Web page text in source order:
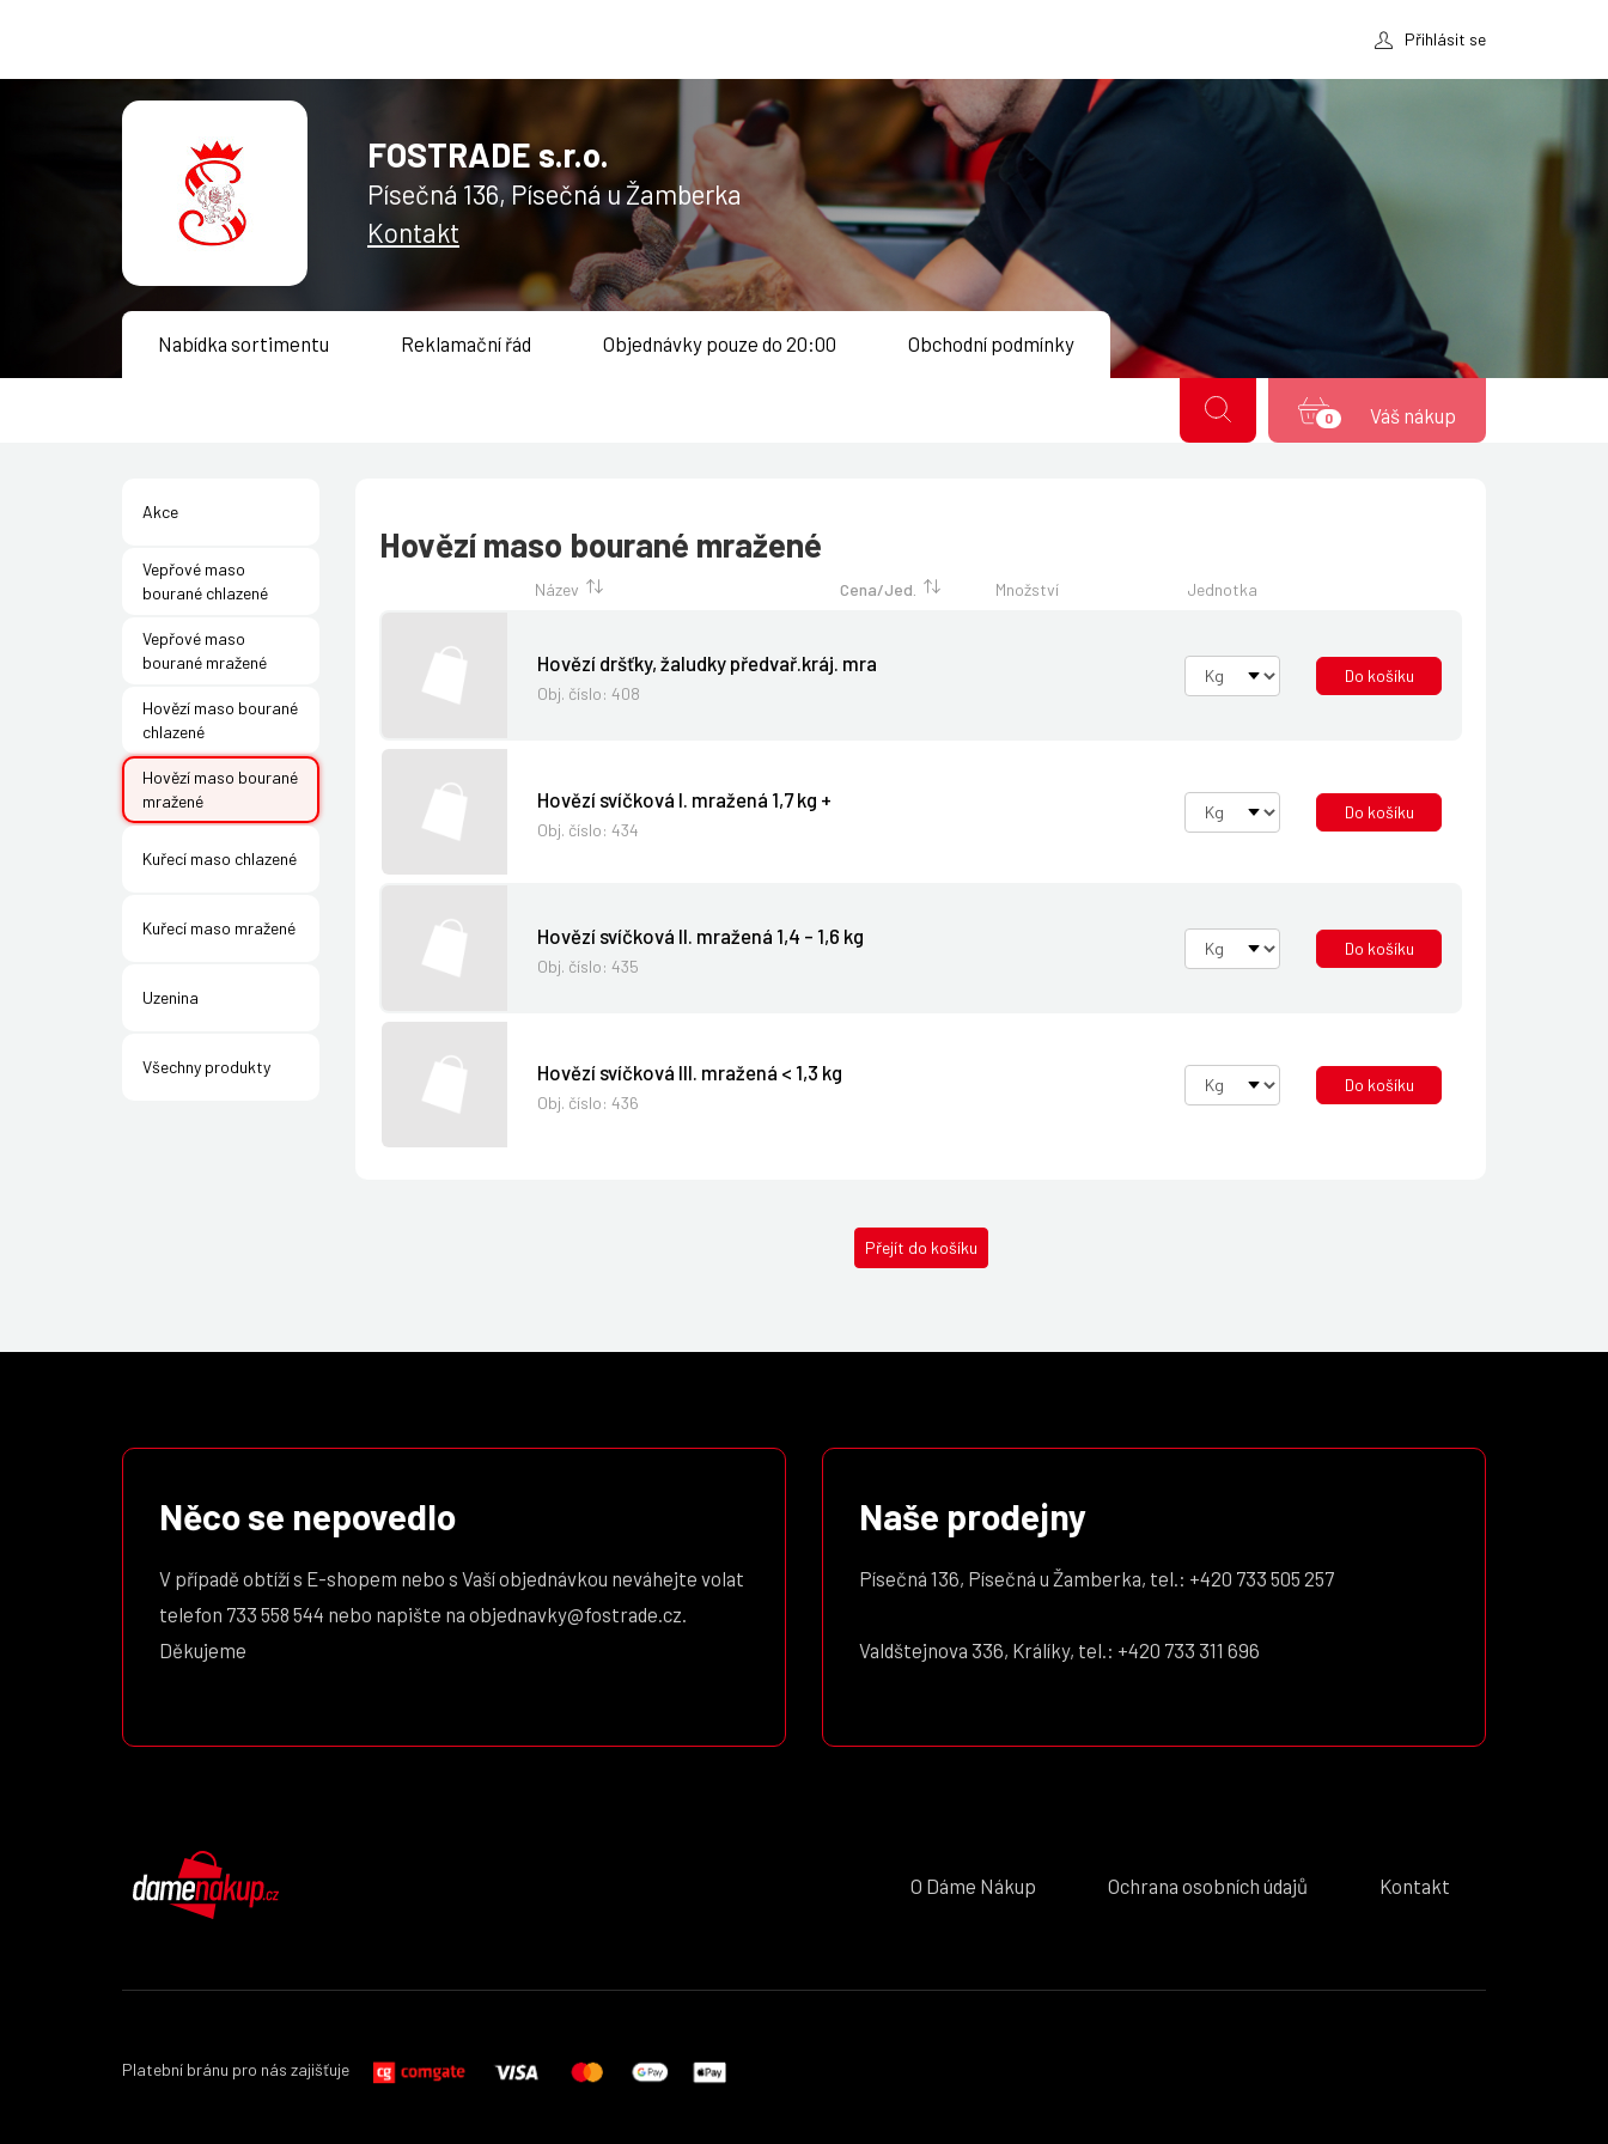
Přihlásit se
Přihlásit
FOSTRADE s.r.o.
Písečná 136, Písečná u Žamberka
Kontakt
Váš nákup
0
Nabídka sortimentu Reklamační řád Objednávky pouze do 20:00 Obchodní podmínky
Akce
Vepřové maso
bourané chlazené
Vepřové maso
bourané mražené
Hovězí maso bourané
chlazené
Hovězí maso bourané
mražené
Kuřecí maso chlazené
Kuřecí maso mražené
Uzenina
Všechny produkty
Hovězí maso bourané mražené
Název Cena/Jed. Množství Jednotka
Hovězí dršťky, žaludky předvař.kráj. mra
Obj. číslo: 408
Do košíku
Hovězí svíčková I. mražená 1,7 kg +
Obj. číslo: 434
Do košíku
Hovězí svíčková II. mražená 1,4 - 1,6 kg
Obj. číslo: 435
Do košíku
Hovězí svíčková III. mražená < 1,3 kg
Obj. číslo: 436
Do košíku
Přejít do košíku
Něco se nepovedlo
V případě obtíží s E-shopem nebo s Vaší objednávkou neváhejte volat
telefon 733 558 544 nebo napište na objednavky@fostrade.cz.
Děkujeme
Naše prodejny
Písečná 136, Písečná u Žamberka, tel.: +420 733 505 257
Valdštejnova 336, Králíky, tel.: +420 733 311 696
O Dáme Nákup Ochrana osobních údajů Kontakt
Platební bránu pro nás zajišťuje